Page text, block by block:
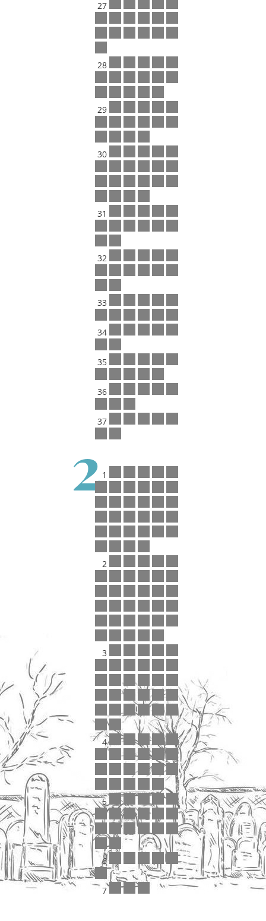
27
28
29
30
31
32
33
34
35
36
37
21
2
3
4
5
6
7